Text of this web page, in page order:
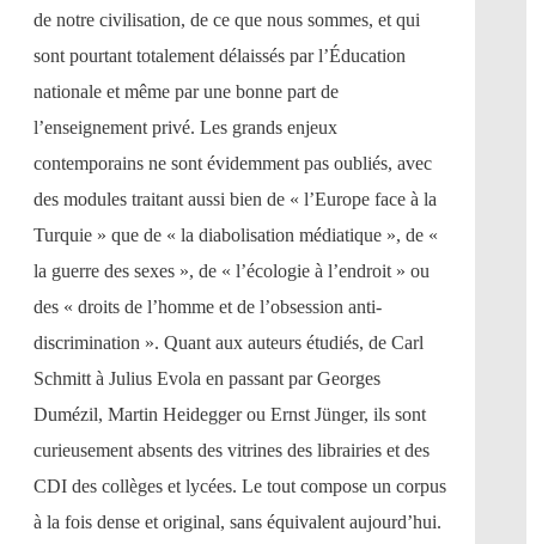
de notre civilisation, de ce que nous sommes, et qui
sont pourtant totalement délaissés par l’Éducation
nationale et même par une bonne part de
l’enseignement privé. Les grands enjeux
contemporains ne sont évidemment pas oubliés, avec
des modules traitant aussi bien de « l’Europe face à la
Turquie » que de « la diabolisation médiatique », de «
la guerre des sexes », de « l’écologie à l’endroit » ou
des « droits de l’homme et de l’obsession anti-
discrimination ». Quant aux auteurs étudiés, de Carl
Schmitt à Julius Evola en passant par Georges
Dumézil, Martin Heidegger ou Ernst Jünger, ils sont
curieusement absents des vitrines des librairies et des
CDI des collèges et lycées. Le tout compose un corpus
à la fois dense et original, sans équivalent aujourd’hui.